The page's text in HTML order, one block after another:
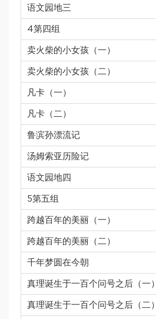
语文园地三
4第四组
卖火柴的小女孩（一）
卖火柴的小女孩（二）
凡卡（一）
凡卡（二）
鲁滨孙漂流记
汤姆索亚历险记
语文园地四
5第五组
跨越百年的美丽（一）
跨越百年的美丽（二）
千年梦圆在今朝
真理诞生于一百个问号之后（一）
真理诞生于一百个问号之后（二）